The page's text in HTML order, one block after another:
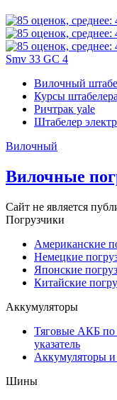
Smv 33 GC 4
Вилочный
Курсы
Ричтрак yale
Штабелер
Вилочный
Вилочные
Сайт не является
Погрузчики
Американские
Немецкие
Японские
Китайские
Аккумуляторы
Тяговые АКБ по
указатель
Аккумуляторы и
Шины